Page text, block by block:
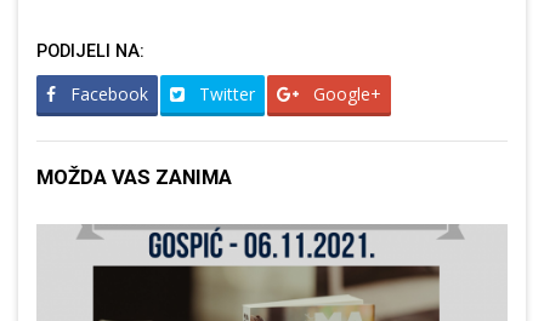
PODIJELI NA:
Facebook Twitter Google+
MOŽDA VAS ZANIMA